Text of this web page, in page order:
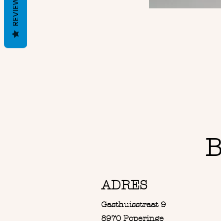
ADRES
Gasthuisstraat 9
8970 Poperinge
REVIEWS